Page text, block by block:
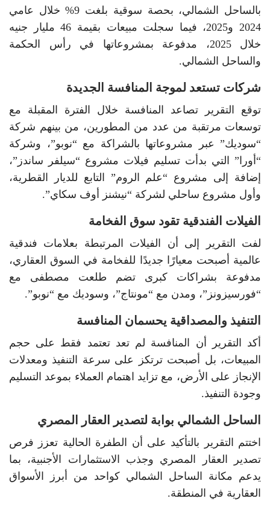
بالساحل الشمالي، بحصة سوقية بلغت 9% خلال عامي
2024 و2025، فيما سجلت مبيعات بقيمة 46 مليار جنيه
خلال 2025، مدفوعة بمشروعاتها في رأس الحكمة
والساحل الشمالي.
شركات تستعد لموجة المنافسة الجديدة
توقع التقرير تصاعد المنافسة خلال الفترة المقبلة مع
توسعات مرتقبة من عدد من المطورين، من بينهم شركة
“سوديك” عبر مشروعاتها بالشراكة مع “نوبو”، وشركة
“أورا” التي بدأت تسليم فيلات مشروع “سيلفر ساندز”،
إضافة إلى مشروع “علم الروم” التابع للديار القطرية،
وأول مشروع ساحلي لشركة “نيشنز أوف سكاي”.
الفيلات الفندقية تقود سوق الفخامة
لفت التقرير إلى أن الفيلات المرتبطة بعلامات فندقية
عالمية أصبحت معيارًا جديدًا للفخامة في السوق العقاري،
مدفوعة بشراكات كبرى تضم طلعت مصطفى مع
“فورسيزونز”، ومدن مع “مونتاج”، وسوديك مع “نوبو”.
التنفيذ والمصداقية يحسمان المنافسة
أكد التقرير أن المنافسة لم تعد تعتمد فقط على حجم
المبيعات، بل أصبحت ترتكز على سرعة التنفيذ ومعدلات
الإنجاز على الأرض، مع تزايد اهتمام العملاء بموعد التسليم
وجودة التنفيذ.
الساحل الشمالي بوابة لتصدير العقار المصري
اختتم التقرير بالتأكيد على أن الطفرة الحالية تعزز فرص
تصدير العقار المصري وجذب الاستثمارات الأجنبية، بما
يدعم مكانة الساحل الشمالي كواحد من أبرز الأسواق
العقارية في المنطقة.